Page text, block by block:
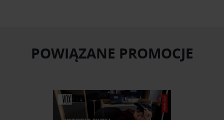
POWIĄZANE PROMOCJE